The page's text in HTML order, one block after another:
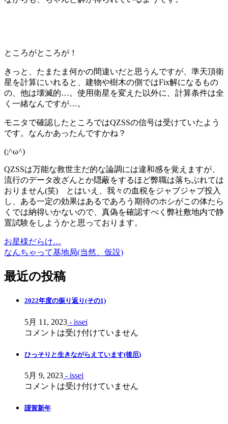
ところがところが！
きっと、たまたま何かの間違いだと思うんですが、準天頂衛
星を計算にいれると、建物や樹木の側ではFix解になるもの
の、他は壊滅的…。使用衛星を変えた以外に、計算条件は全
く一緒なんですが…。
モニタで確認したところではQZSSの信号は受けていたよう
です。なんかあったんですかね？
(;^ω^)
QZSSは万能な救世主だ的な論調には違和感を覚えますが、
流行のデータ改ざんとか隠蔽をするほど弊職は落ちぶれては
おりません(笑) とはいえ、我々の血税をジャブジャブ投入
し、ある一定の効果はあるであろう期待のホシがこの体たら
くでは納得いかないので、真偽を確認すべく弊社敷地内で静
置試験をしようかと思っております。
投
稿
ナ
お星様だらけ…
なんちゃって基地局(当然、仮設)
最近の投稿
2022年度の振り返り(その1)
5月 11, 2023 - issei
コメントは受け付けていません
ひっそりと生きながらえています(後厄)
5月 9, 2023 - issei
コメントは受け付けていません
謹賀新年